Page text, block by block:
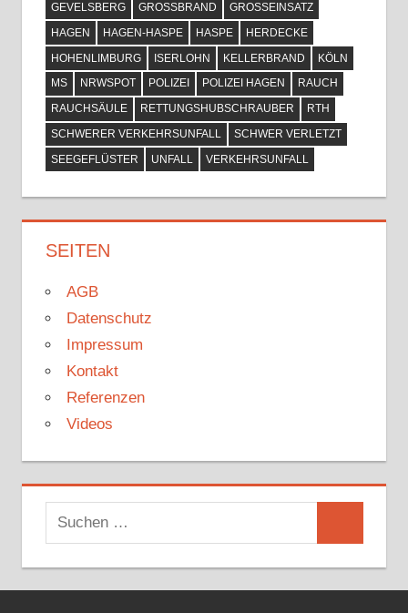
GEVELSBERG
GROSSBRAND
GROSSEINSATZ
HAGEN
HAGEN-HASPE HASPE
HERDECKE
HOHENLIMBURG
ISERLOHN KELLERBRAND
KÖLN
MS
NRWSPOT POLIZEI POLIZEI HAGEN
RAUCH
RAUCHSÄULE
RETTUNGSHUBSCHRAUBER
RTH
SCHWERER VERKEHRSUNFALL
SCHWER VERLETZT
SEEGEFLÜSTER
UNFALL VERKEHRSUNFALL
SEITEN
AGB
Datenschutz
Impressum
Kontakt
Referenzen
Videos
Suchen
nach: